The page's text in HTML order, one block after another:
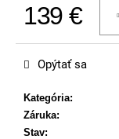
139 €
Jednotková cena:
Kategória:
Záruka:
Stav:
Opýtať sa
e
ATOMIC
REDSTER
J2(SPORT
EDITION)
89